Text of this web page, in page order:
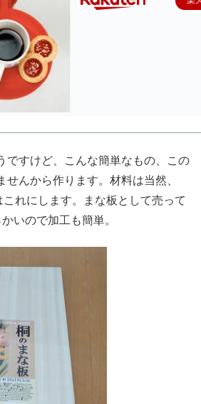
ですけど、こんな簡単なもの、この
せんから作ります。材料は当然、
れにします。まな板として売って
いので加工も簡単。